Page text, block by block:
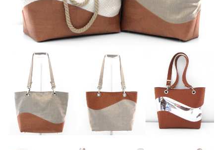
A propos
Communauté Sacôtin